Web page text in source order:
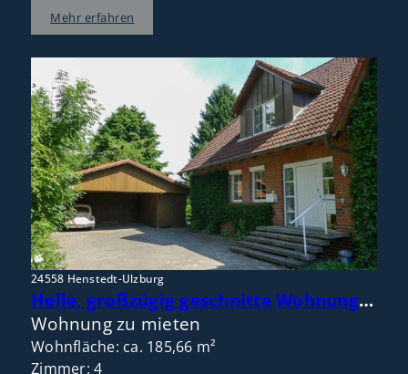
Mehr erfahren
24558 Henstedt-Ulzburg
Helle, großzügig geschnitte Wohnung im Doppelhaus mit Gartennutzung in naturnaher ruhiger Lage
Wohnung zu mieten
Wohnfläche: ca. 185,66 m²
Zimmer: 4